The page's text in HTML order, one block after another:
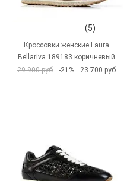
(5)
Кроссовки женские Laura
Bellariva 189183 коричневый
29 900 руб
-21% 23 700 руб